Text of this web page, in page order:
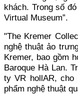
khách. Trong số
Virtual Museum”.
"The Kremer
nghệ thuật ảo
Kremer, bao gồm
Baroque Hà Lan.
ty VR hollAR, cho
phẩm nghệ thuật